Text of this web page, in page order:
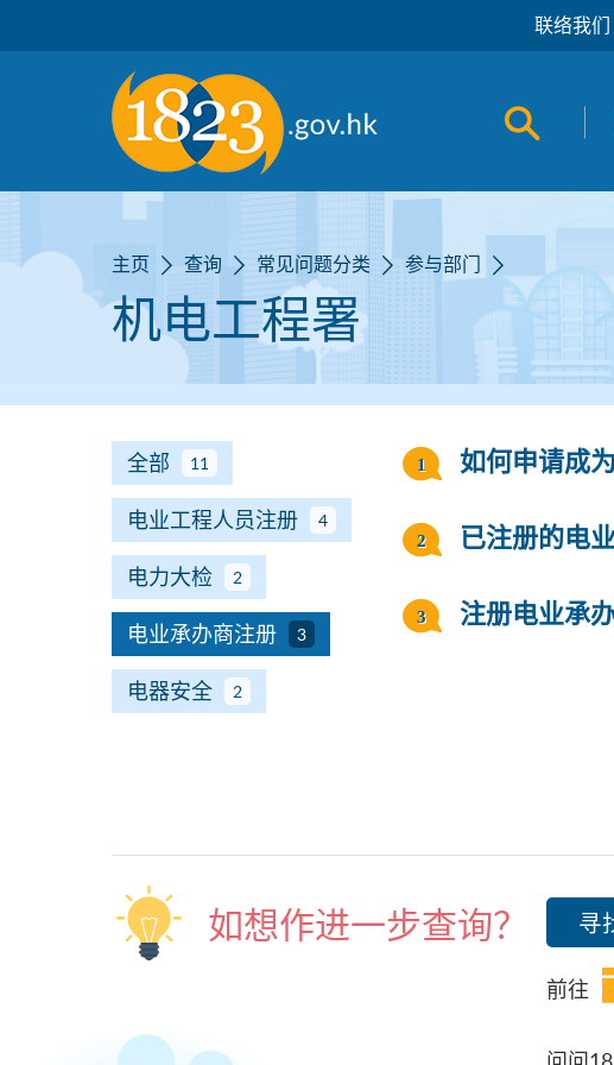
联络我们
开启搜
主页 查询 常见问题分类 参与部门
机电工程署
全部 11
电业工程人员注册 4
电力大检 2
电业承办商注册 3
电器安全 2
如何申请成
已注册的电
注册电业承
如想作进一步查询？ 寻
前往